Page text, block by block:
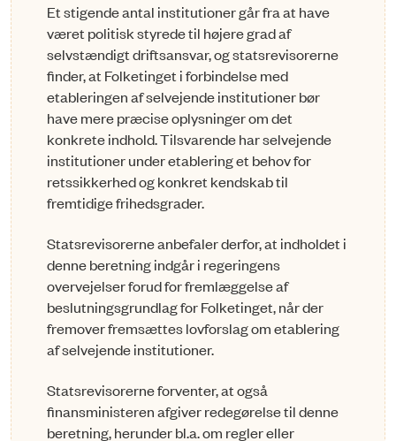
Et stigende antal institutioner går fra at have
været politisk styrede til højere grad af
selvstændigt driftsansvar, og statsrevisorerne
finder, at Folketinget i forbindelse med
etableringen af selvejende institutioner bør
have mere præcise oplysninger om det
konkrete indhold. Tilsvarende har selvejende
institutioner under etablering et behov for
retssikkerhed og konkret kendskab til
fremtidige frihedsgrader.
Statsrevisorerne anbefaler derfor, at indholdet i
denne beretning indgår i regeringens
overvejelser forud for fremlæggelse af
beslutningsgrundlag for Folketinget, når der
fremover fremsættes lovforslag om etablering
af selvejende institutioner.
Statsrevisorerne forventer, at også
finansministeren afgiver redegørelse til denne
beretning, herunder bl.a. om regler eller